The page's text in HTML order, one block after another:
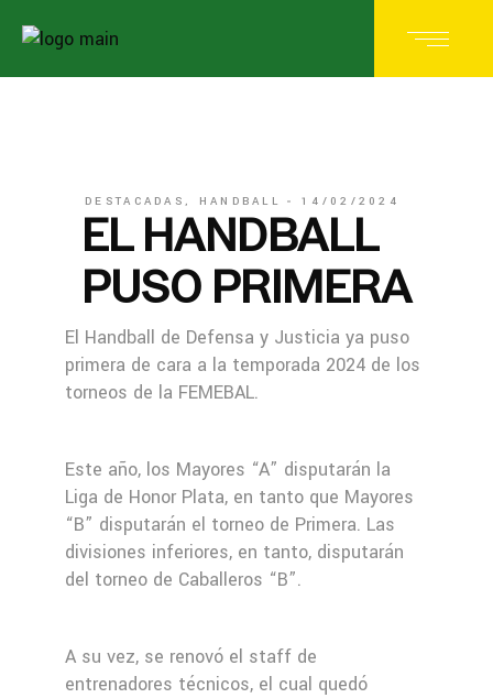
DESTACADAS, HANDBALL 14/02/2024
EL HANDBALL
PUSO PRIMERA
El Handball de Defensa y Justicia ya puso
primera de cara a la temporada 2024 de los
torneos de la FEMEBAL.
Este año, los Mayores “A” disputarán la
Liga de Honor Plata, en tanto que Mayores
“B” disputarán el torneo de Primera. Las
divisiones inferiores, en tanto, disputarán
del torneo de Caballeros “B”.
A su vez, se renovó el staff de
entrenadores técnicos, el cual quedó